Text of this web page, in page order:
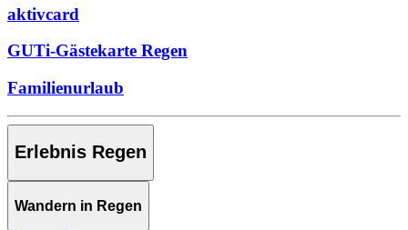
aktivcard
GUTi-Gästekarte Regen
Familienurlaub
Erlebnis Regen
Wandern in Regen